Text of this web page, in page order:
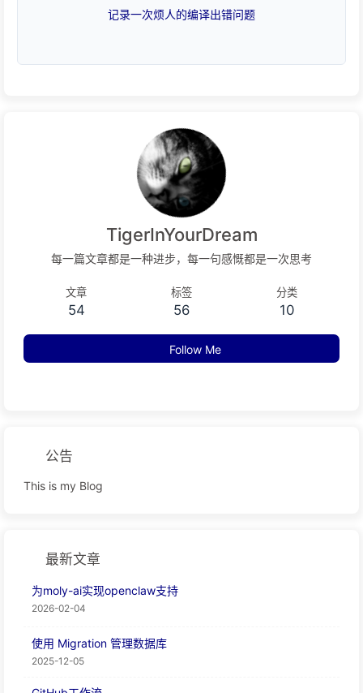
记录一次烦人的编译出错问题
TigerInYourDream
每一篇文章都是一种进步，每一句感慨都是一次思考
文章
54
标签
56
分类
10
Follow Me
公告
This is my Blog
最新文章
为moly-ai实现openclaw支持
2026-02-04
使用 Migration 管理数据库
2025-12-05